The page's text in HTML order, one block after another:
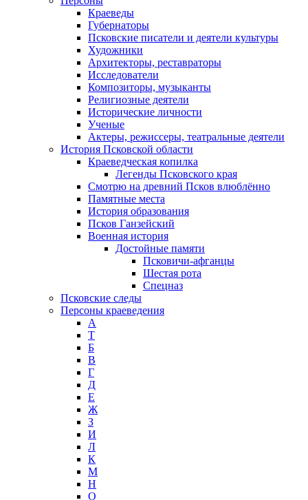
Краеведы
Губернаторы
Псковские писатели и деятели культуры
Художники
Архитекторы, реставраторы
Исследователи
Композиторы, музыканты
Религиозные деятели
Исторические личности
Ученые
Актеры, режиссеры, театральные деятели
История Псковской области
Краеведческая копилка
Легенды Псковского края
Смотрю на древний Псков влюблённо
Памятные места
История образования
Псков Ганзейский
Военная история
Достойные памяти
Псковичи-афганцы
Шестая рота
Спецназ
Псковские следы
Персоны краеведения
А
T
Б
В
Г
Д
Е
Ж
З
И
Л
К
М
Н
О